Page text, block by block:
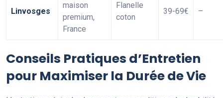
Linvosges
maison
premium,
France
Flanelle
coton
39-69€ –
Conseils Pratiques d’Entretien
pour Maximiser la Durée de Vie